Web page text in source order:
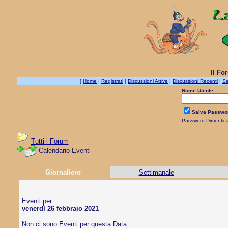
Il
[ Home | Registrati | Discussioni Attive | Discussioni Recenti |
Nome Utente:
Salva
Password
Tutti i Forum
Calendario Eventi
Giornaliero Settimanale
Eventi per
venerdì 26 febbraio 2021
Non ci sono Eventi per questa Data.